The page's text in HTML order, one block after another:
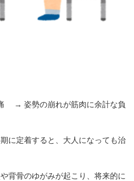
→ 姿勢の崩れが筋肉に余計な負
定着すると、大人になっても治
骨のゆがみが起こり、将来的に